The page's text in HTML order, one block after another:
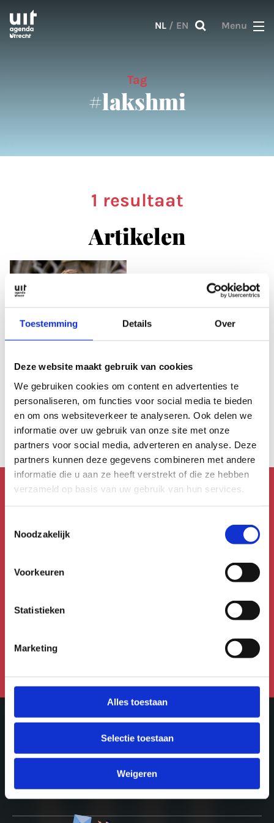
Toestemming Details Over
Deze website maakt gebruik van cookies
We gebruiken cookies om content en advertenties te
personaliseren, om functies voor social media te bieden
en om ons websiteverkeer te analyseren. Ook delen we
informatie over uw gebruik van onze site met onze
partners voor social media, adverteren en analyse. Deze
partners kunnen deze gegevens combineren met andere
informatie die u aan ze heeft verstrekt of die ze hebben
verzameld op basis van uw gebruik van hun services.
Noodzakelijk
Voorkeuren
Statistieken
Marketing
Alles toestaan
Selectie toestaan
Weigeren
Skip to main content
NL / EN Menu
Tag
#lakshmi
1 resultaat
Artikelen
MUZIEK
Lievelingsplek
Serene rust:
lievelingsplek van
Lakshmi
Schrijf je in voor de
Meer in Utrecht
ontdek-utrecht.nl